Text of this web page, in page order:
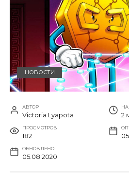
НОВОСТИ
АВТОР
Victoria Lyapota
НА
2
ПРОСМОТРОВ
182
ОБНОВЛЕНО
05.08.2020